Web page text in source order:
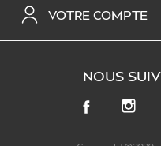
VOTRE COMPTE
NOUS
FACEBOOK